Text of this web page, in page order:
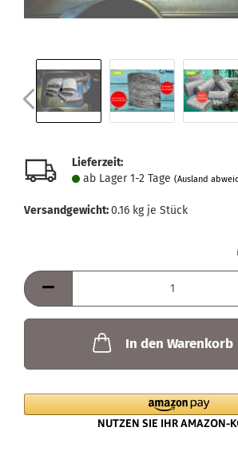
Lieferzeit:
ab Lager 1-2 Tage (Ausland
Versandgewicht:0.16 kg je Stück
In den Warenkorb